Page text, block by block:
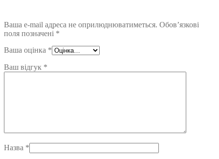
Ваша e-mail адреса не оприлюднюватиметься. Обов’язкові
поля позначені *
Ваша оцінка *
Ваш відгук *
Назва *